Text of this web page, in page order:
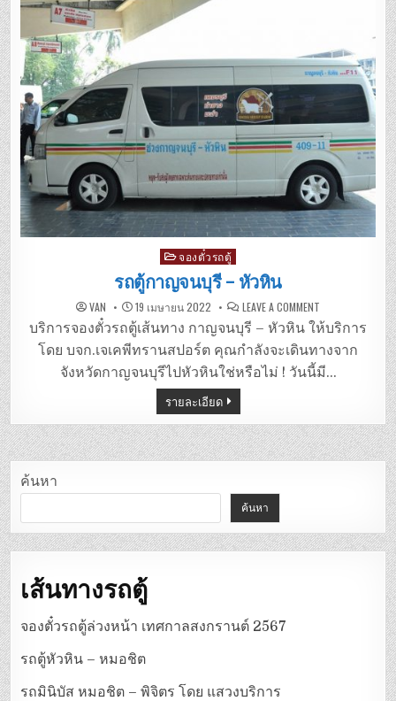
Posted
in
จองตั๋วรถตู้
รถตู้กาญจนบุรี – หัวหิน
VAN 19 เมษายน 2022 LEAVE A COMMENT
ตู้
กาญจนบุรี
–
หัวหิน
บริการจองตั๋วรถตู้เส้นทาง กาญจนบุรี – หัวหิน ให้บริการ
โดย บจก.เจเคพีทรานสปอร์ต คุณกำลังจะเดินทางจาก
จังหวัดกาญจนบุรีไปหัวหินใช่หรือไม่ ! วันนี้มี…
รายละเอียด
ค้นหา
ค้นหา
เส้นทางรถตู้
จองตั๋วรถตู้ล่วงหน้า เทศกาลสงกรานต์ 2567
รถตู้หัวหิน – หมอชิต
รถมินิบัส หมอชิต – พิจิตร โดย แสวงบริการ